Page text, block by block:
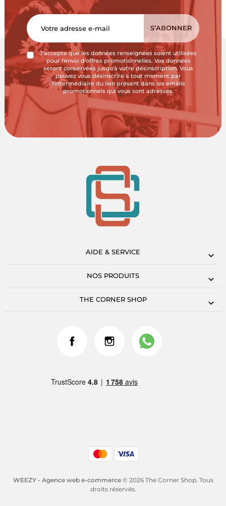
J'accepte que les données renseignées soient utilisées
pour l'envoi d'offres promotionnelles. Vos données
seront conservées jusqu'à votre désinscription. Vous
pouvez vous désinscrire à tout moment par
l'intermédiaire du lien présent dans les emails
promotionnels qui vous sont adressés.
AIDE & SERVICE
NOS PRODUITS
THE CORNER SHOP
WEEZY - Agence web e-commerce© 2026 The Corner Shop. Tous
droits réservés.